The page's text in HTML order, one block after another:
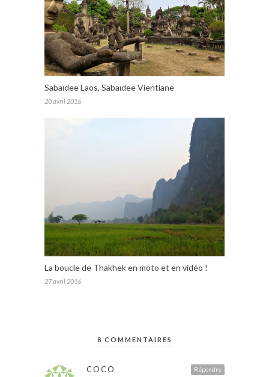
Sabaïdee Laos, Sabaïdee Vientiane
20 avril 2016
La boucle de Thakhek en moto et en vidéo !
27 avril 2016
8 COMMENTAIRES
Répondre
COCO